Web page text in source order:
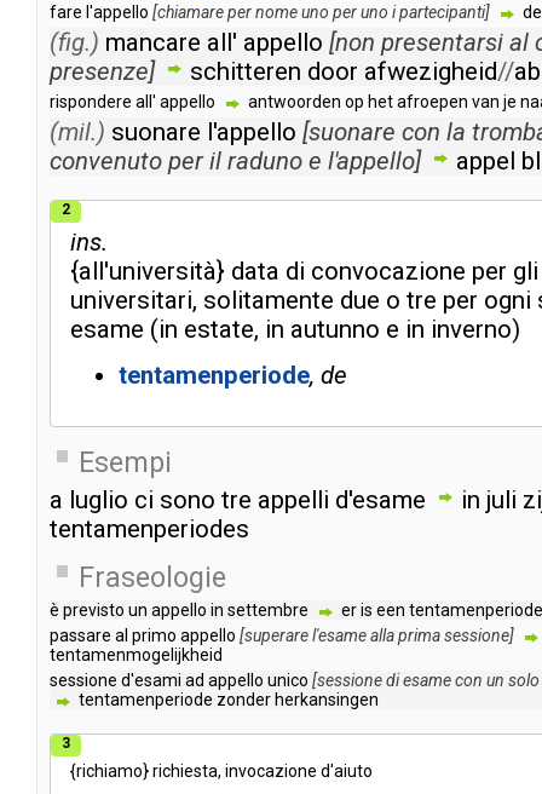
fare l'appello [chiamarepernomeuno peruno ipartecipanti] de
(fig.) mancare all' appello [non presentarsi al
presenze] schitteren door afwezigheid//
rispondere all' appello antwoorden op hetafroepen van je
(mil.) suonare l'appello [suonare con la
convenuto per il raduno e l'appello] appel
2
ins.
{all'università} data di convocazione per gli
universitari, solitamente due o tre per ogni
esame (in estate, in autunno e in inverno)
tentamenperiode de
Esempi
a luglio ci sono tre appelli d'esame in juli
tentamenperiodes
Fraseologie
è previsto un appello in settembre eris een tentamenperiode
passare al primo appello [superarel'esameallaprimasessione]
tentamenmogelijkheid
sessione d'esami ad appello unico [sessionediesamecon un solo
tentamenperiode zonder herkansingen
3
{richiamo}richiesta, invocazione d'aiuto